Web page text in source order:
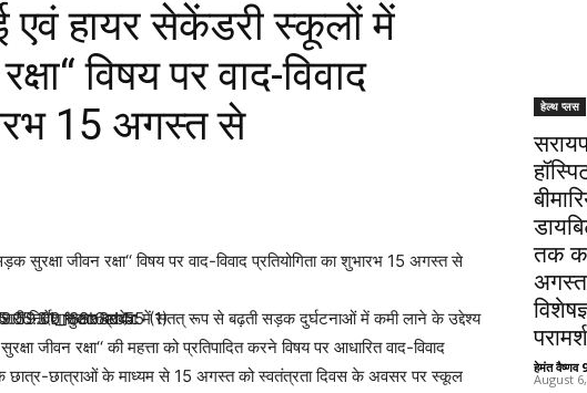
एवं हायर सेकेंडरी स्कूलों में
विषय पर वाद-विवाद
15 अगस्त से
जीवन रक्षा‘‘ विषय पर वाद-विवाद प्रतियोगिता का शुभारभ 15 अगस्त से
जारी निर्देशानुसार प्रदेश में सतत् रूप से बढ़ती सड़क दुर्घटनाओं में कमी लाने के उद्देश्य
जीवन रक्षा‘‘ की महत्ता को प्रतिपादित करने विषय पर आधारित वाद-विवाद
छात्र-छात्राओं के माध्यम से 15 अगस्त को स्वतंत्रता दिवस के अवसर पर स्कूल
हेल्थ प्लस
तक
अगस्त
परामर्श
हेमंत वैष्णव
August